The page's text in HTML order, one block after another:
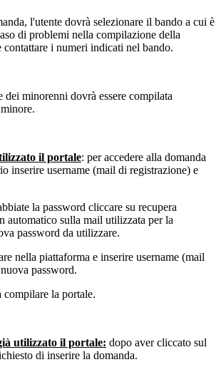
l'utente dovrà selezionare il bando a cui è
di problemi nella compilazione della
contattare i numeri indicati nel bando.
dei minorenni dovrà essere compilata
il portale: per accedere alla domanda
inserire username (mail di registrazione) e
la password cliccare su recupera
automatico sulla mail utilizzata per la
password da utilizzare.
nella piattaforma e inserire username (mail
password.
compilare la portale.
utilizzato il portale: dopo aver cliccato sul
di inserire la domanda.